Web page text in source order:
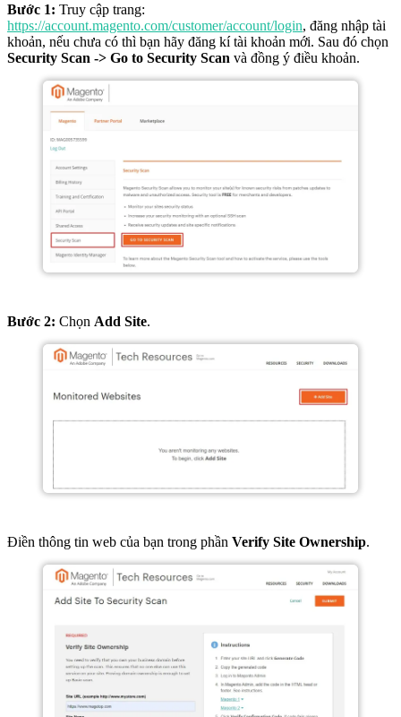
Bước 1: Truy cập trang:
https://account.magento.com/customer/account/login, đăng nhập tài
khoản, nếu chưa có thì bạn hãy đăng kí tài khoản mới. Sau đó chọn
Security Scan -> Go to Security Scan và đồng ý điều khoản.
Bước 2: Chọn Add Site.
Điền thông tin web của bạn trong phần Verify Site Ownership.